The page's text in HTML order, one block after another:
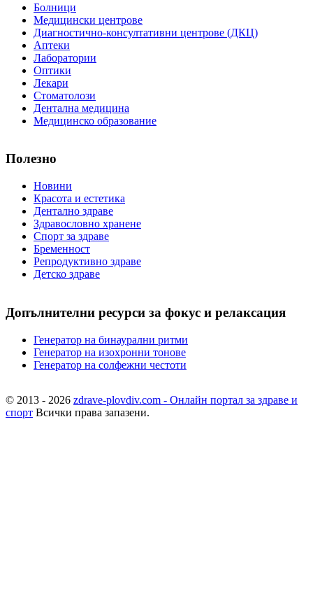
Болници
Медицински центрове
Диагностично-консултативни центрове (ДКЦ)
Аптеки
Лаборатории
Оптики
Лекари
Стоматолози
Дентална медицина
Медицинско образование
Полезно
Новини
Красота и естетика
Дентално здраве
Здравословно хранене
Спорт за здраве
Бременност
Репродуктивно здраве
Детско здраве
Допълнителни ресурси за фокус и релаксация
Генератор на бинаурални ритми
Генератор на изохронни тонове
Генератор на солфежни честоти
© 2013 - 2026 zdrave-plovdiv.com - Онлайн портал за здраве и
спорт Всички права запазени.